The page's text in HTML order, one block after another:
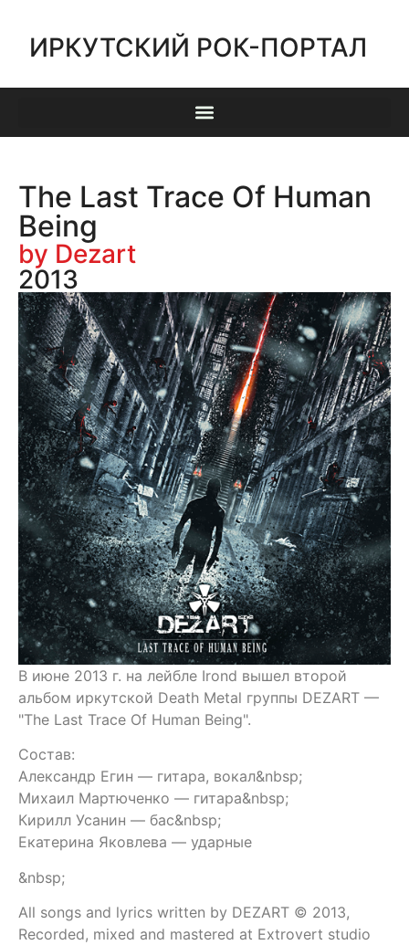
ИРКУТСКИЙ РОК-ПОРТАЛ
The Last Trace Of Human
Being
by Dezart
2013
В июне 2013 г. на лейбле Irond вышел второй
альбом иркутской Death Metal группы DEZART —
"The Last Trace Of Human Being".
Состав:
Александр Егин — гитара, вокал&nbsp;
Михаил Мартюченко — гитара&nbsp;
Кирилл Усанин — бас&nbsp;
Екатерина Яковлева — ударные
&nbsp;
All songs and lyrics written by DEZART © 2013,
Recorded, mixed and mastered at Extrovert studio